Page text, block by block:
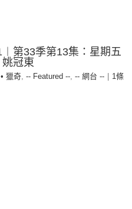
第33季第13集：星期五
冠東
獵奇, -- Featured --, -- 網台 --
1條